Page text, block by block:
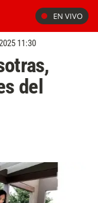
EN VIVO
11:30
del